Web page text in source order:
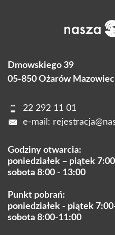
Dmowskiego 39
05-850 Ożarów
22 292 11 01
e-mail:
Godziny otwarcia:
poniedziałek – piątek
sobota 8:00 - 13:00
Punkt pobrań:
poniedziałek - piątek
sobota 8:00-11:00